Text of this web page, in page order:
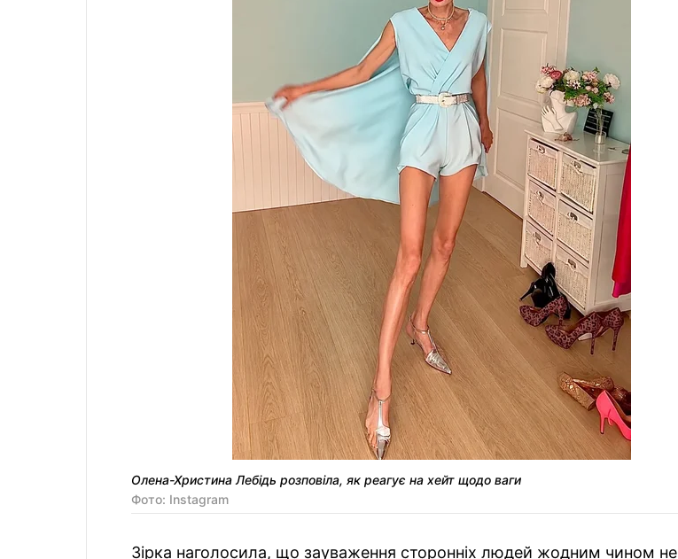
Олена-Христина Лебідь розповіла, як реагує на хейт щодо ваги
Фото: Instagram
Зірка наголосила, що зауваження сторонніх людей жодним чином не